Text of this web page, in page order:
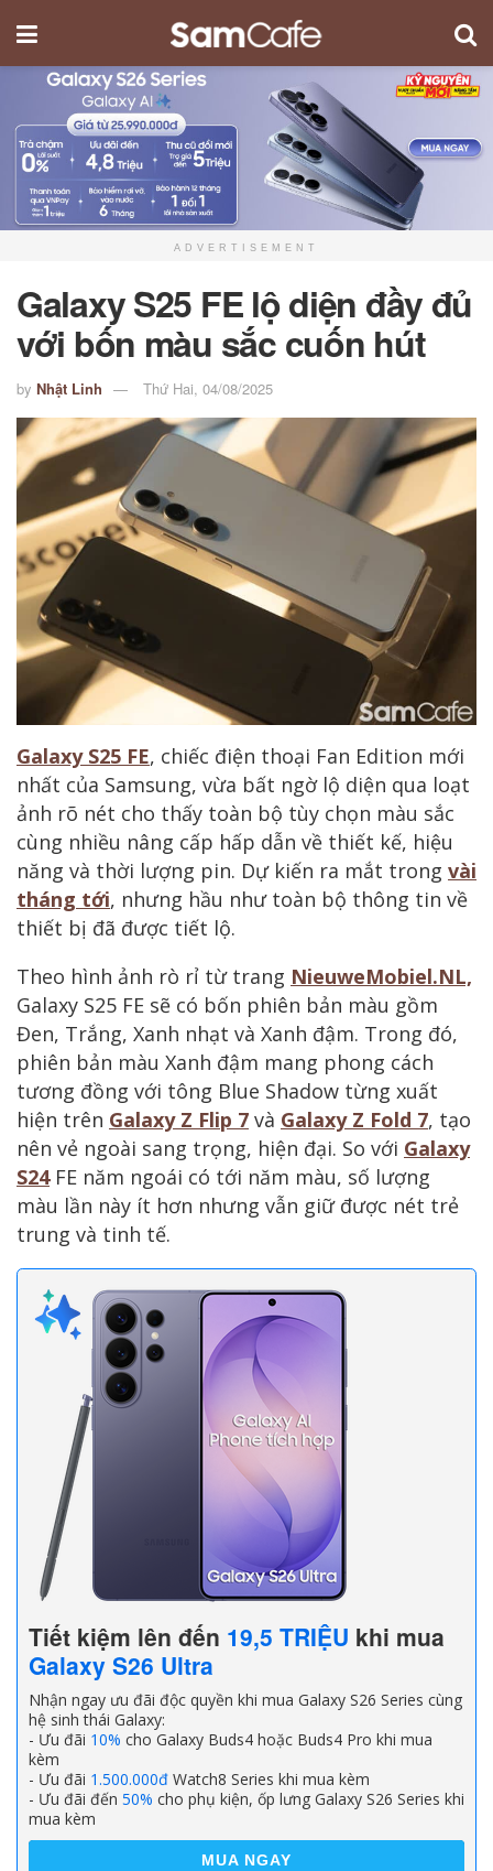
ADVERTISEMENT
Galaxy S25 FE lộ diện đầy đủ
với bốn màu sắc cuốn hút
by Nhật Linh Thứ Hai, 04/08/2025
Galaxy S25 FE, chiếc điện thoại Fan Edition mới
nhất của Samsung, vừa bất ngờ lộ diện qua loạt
ảnh rõ nét cho thấy toàn bộ tùy chọn màu sắc
cùng nhiều nâng cấp hấp dẫn về thiết kế, hiệu
năng và thời lượng pin. Dự kiến ra mắt trong vài
tháng tới, nhưng hầu như toàn bộ thông tin về
thiết bị đã được tiết lộ.
Theo hình ảnh rò rỉ từ trang NieuweMobiel.NL,
Galaxy S25 FE sẽ có bốn phiên bản màu gồm
Đen, Trắng, Xanh nhạt và Xanh đậm. Trong đó,
phiên bản màu Xanh đậm mang phong cách
tương đồng với tông Blue Shadow từng xuất
hiện trên Galaxy Z Flip 7 và Galaxy Z Fold 7, tạo
nên vẻ ngoài sang trọng, hiện đại. So với Galaxy
S24FE năm ngoái có tới năm màu, số lượng
màu lần này ít hơn nhưng vẫn giữ được nét trẻ
trung và tinh tế.
Tiết kiệm lên đến 19,5 TRIỆU khi mua
Galaxy S26 Ultra
Nhận ngay ưu đãi độc quyền khi mua Galaxy S26 Series cùng
hệ sinh thái Galaxy:
- Ưu đãi 10% cho Galaxy Buds4 hoặc Buds4 Pro khi mua
kèm
- Ưu đãi 1.500.000đ Watch8 Series khi mua kèm
- Ưu đãi đến 50% cho phụ kiện, ốp lưng Galaxy S26 Series khi
mua kèm
MUA NGAY